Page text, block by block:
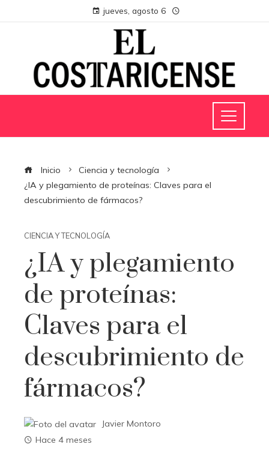
jueves, agosto 6
Inicio
Ciencia y tecnología
¿IA y plegamiento de proteínas: Claves para el
descubrimiento de fármacos?
CIENCIA Y TECNOLOGÍA
¿IA y plegamiento
de proteínas:
Claves para el
descubrimiento de
fármacos?
Javier Montoro
Hace 4 meses